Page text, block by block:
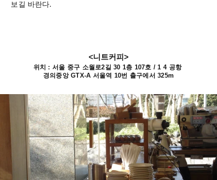
보길 바란다.
<니트커피>
위치 : 서울 중구 소월로2길 30 1층 107호 / 1 4 공항
경의중앙 GTX-A 서울역 10번 출구에서 325m